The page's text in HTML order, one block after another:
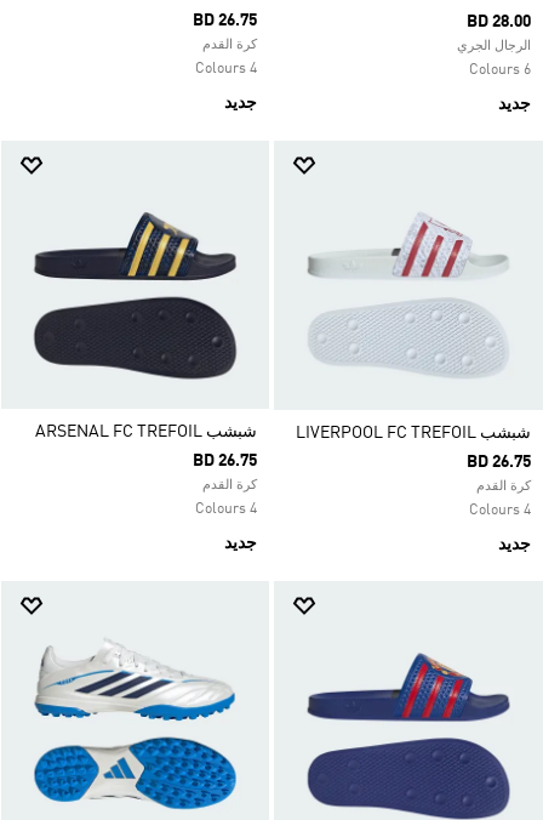
BD 28.00
الرجال الجري
6 Colours
جديد
BD 26.75
كرة القدم
4 Colours
جديد
شبشب LIVERPOOL FC TREFOIL
BD 26.75
كرة القدم
4 Colours
جديد
شبشب ARSENAL FC TREFOIL
BD 26.75
كرة القدم
4 Colours
جديد